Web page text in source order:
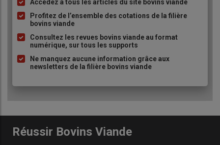
Liste
à
puce
Accédez à tous les articles du site bovins viande
Profitez de l’ensemble des cotations de la filière
bovins viande
Consultez les revues bovins viande au format
numérique, sur tous les supports
Ne manquez aucune information grâce aux
newsletters de la filière bovins viande
Réussir Bovins Viande